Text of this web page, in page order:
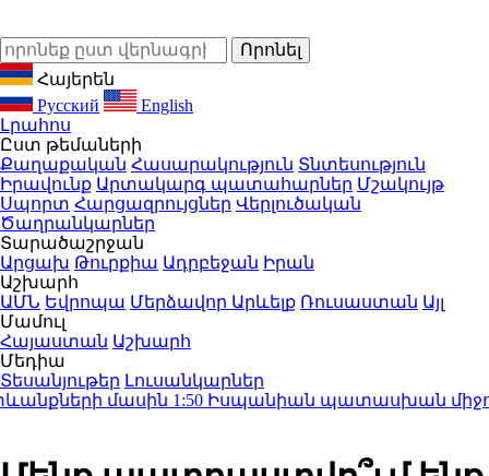
Հայերեն
Русский
English
Լրահոս
Ըստ թեմաների
Քաղաքական Հասարակություն Տնտեսություն
Իրավունք Արտակարգ պատահարներ Մշակույթ
Սպորտ Հարցազրույցներ Վերլուծական
Ծաղրանկարներ
Տարածաշրջան
Արցախ Թուրքիա Ադրբեջան Իրան
Աշխարհ
ԱՄՆ Եվրոպա Մերձավոր Արևելք Ռուսաստան Այլ
Մամուլ
Հայաստան Աշխարհ
Մեդիա
Տեսանյութեր Լուսանկարներ
մասին1:50 Իսպանիան պատասխան